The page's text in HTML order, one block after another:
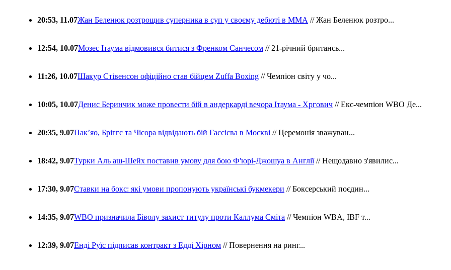
20:53, 11.07Жан Беленюк розтрощив суперника в суп у своєму дебюті в ММА // Жан Беленюк розтро...
12:54, 10.07Мозес Ітаума відмовився битися з Френком Санчесом // 21-річний британсь...
11:26, 10.07Шакур Стівенсон офіційно став бійцем Zuffa Boxing // Чемпіон світу у чо...
10:05, 10.07Денис Беринчик може провести бій в андеркарді вечора Ітаума - Хргович // Екс-чемпіон WBO Де...
20:35, 9.07Пакʼяо, Бріггс та Чісора відвідають бій Гассієва в Москві // Церемонія зважуван...
18:42, 9.07Турки Аль аш-Шейх поставив умову для бою Ф'юрі-Джошуа в Англії// Нещодавно з'явилис...
17:30, 9.07Ставки на бокс: які умови пропонують українські букмекери // Боксерський поєдин...
14:35, 9.07WBO призначила Біволу захист титулу проти Каллума Сміта // Чемпіон WBA, IBF т...
12:39, 9.07Енді Руїс підписав контракт з Едді Хірном // Повернення на ринг...